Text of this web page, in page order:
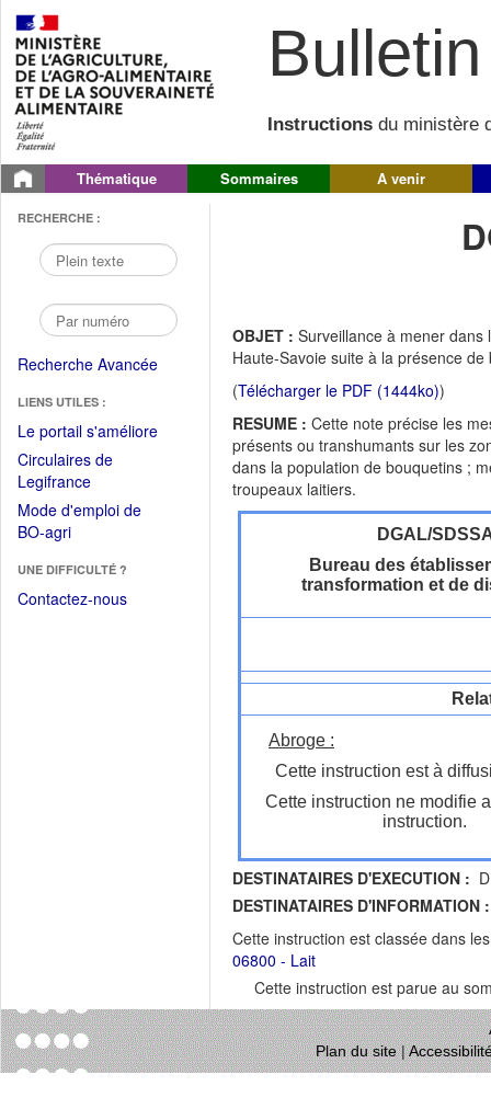
Instructions du ministère
Thématique Sommaires A venir
RECHERCHE :
Recherche Avancée
LIENS UTILES :
Le portail s'améliore(Fichier
Circulaires de
Legifrance(Ouvrir
dans
une
fenêtre)
Mode d'emploi de
BO-agri(Ouvrir
une
nouvelle
UNE DIFFICULTÉ ?
Contactez-nous
OBJET : Surveillance à mener
Haute-Savoie suite à la présence
(Télécharger le PDF (1444ko))
RESUME : Cette note précise les
présents ou transhumants sur les
dans la population de bouquetins ;
troupeaux laitiers.
DGAL/
Bureau des
transformation et de
Abroge :
Cette instruction est à
Cette instruction ne modifie
instruction.
DESTINATAIRES D'EXECUTION :
DESTINATAIRES D'INFORMATION :
Cette instruction est classée dans
06800 - Lait
Cette instruction est parue au
Plan du site|